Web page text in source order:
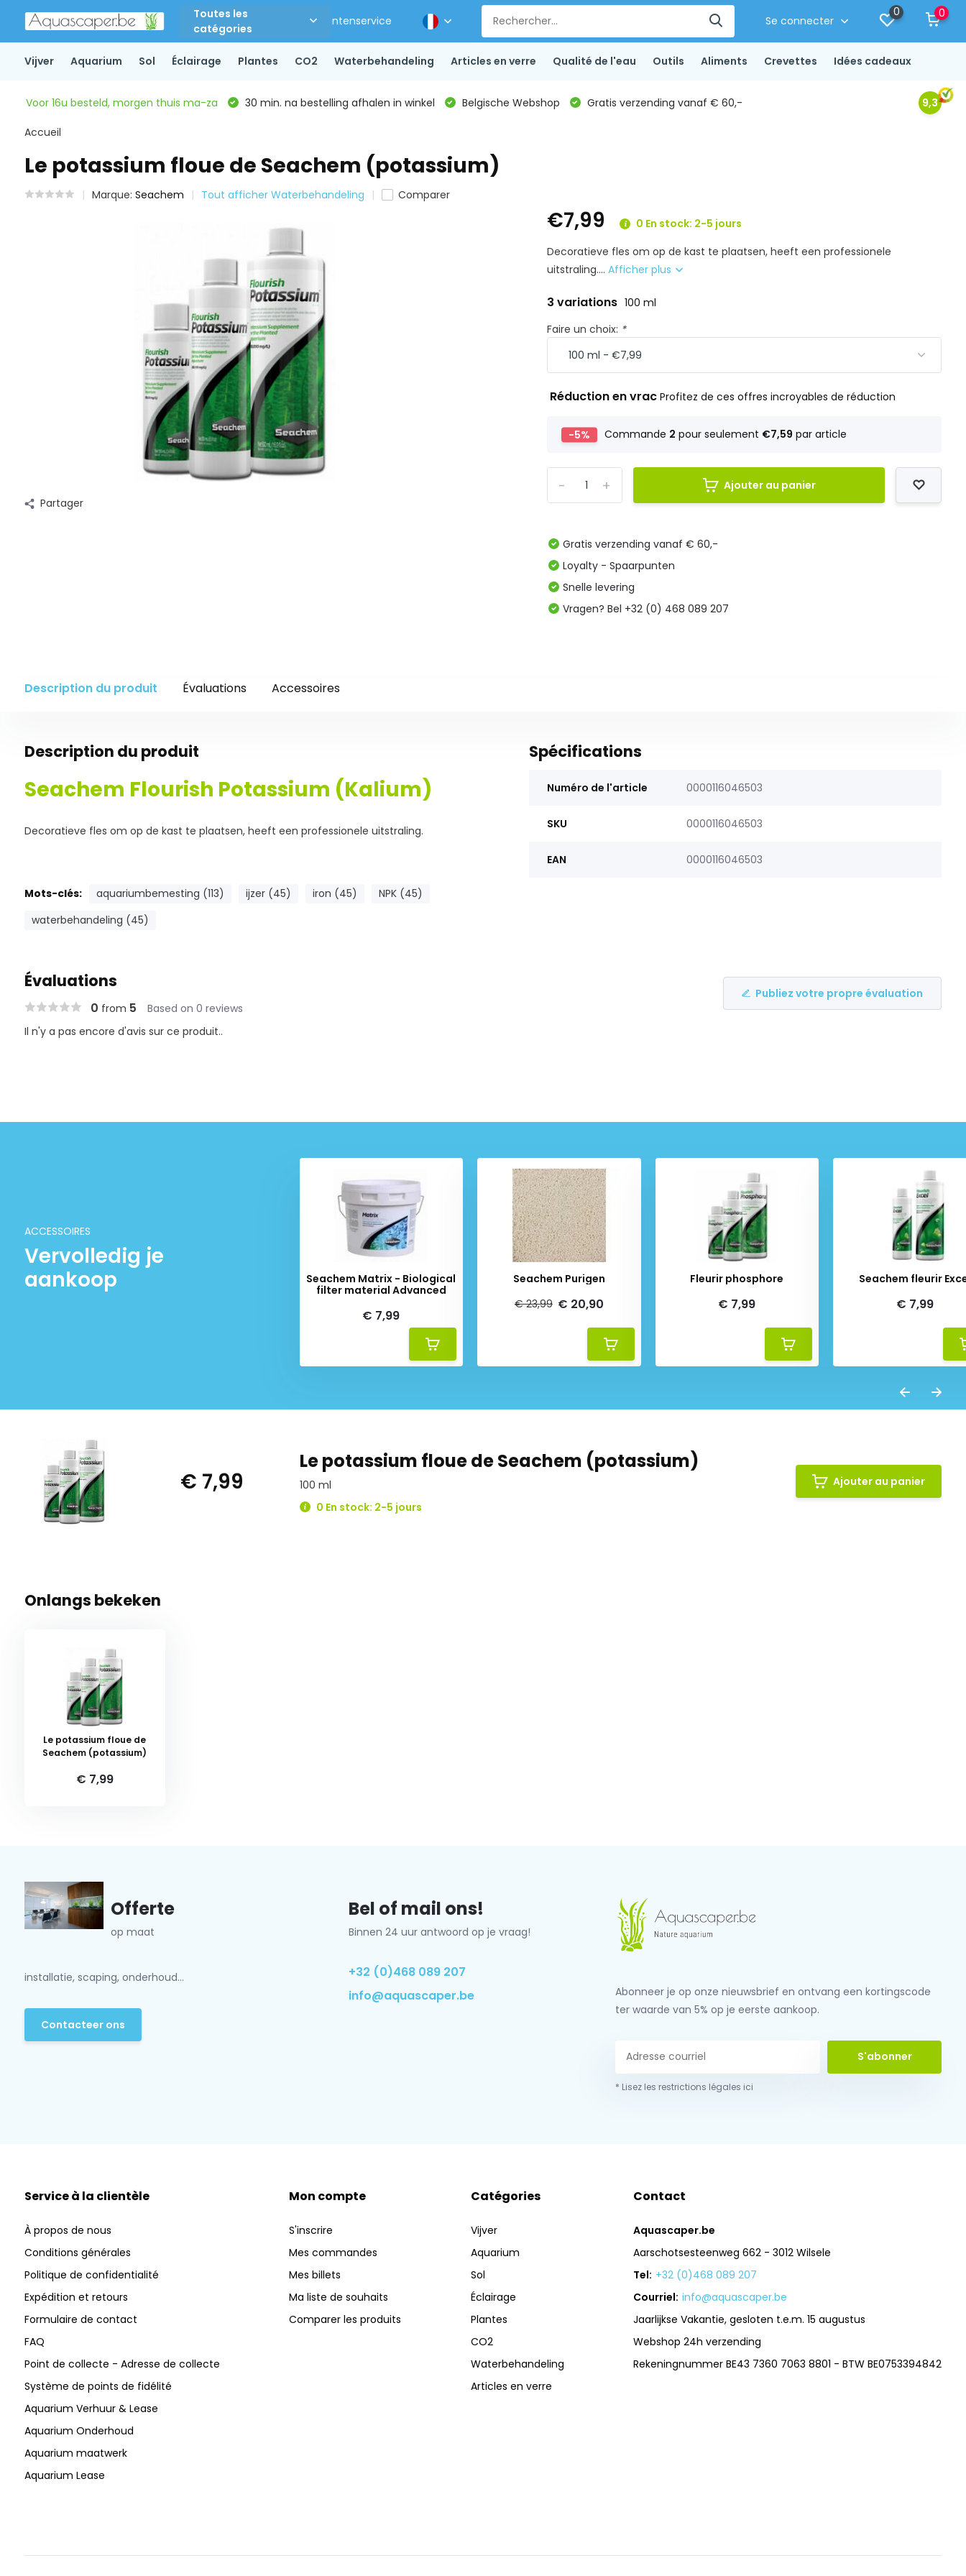
Toutes les
catégories
Klantenservice Se connecter
0 0
Vijver Aquarium Sol Éclairage Plantes CO2 Waterbehandeling Articles en verre Qualité de l'eau Outils Aliments Crevettes Idées cadeaux
Voor 16u besteld, morgen thuis ma-za 30 min. na bestelling afhalen in winkel Belgische Webshop Gratis verzending vanaf € 60,- 9,3
Accueil
Le potassium floue de Seachem (potassium)
Marque: Seachem Tout afficher Waterbehandeling Comparer
Partager
€7,99
0 En stock: 2-5 jours
Decoratieve fles om op de kast te plaatsen, heeft een professionele
uitstraling....Afficher plus
3 variations 100 ml
Faire un choix: *
Réduction en vracProfitez de ces offres incroyables de réduction
-5% Commande 2 pour seulement €7,59 par article
+
- Ajouter au panier
Gratis verzending vanaf € 60,-
Loyalty - Spaarpunten
Snelle levering
Vragen? Bel +32 (0) 468 089 207
Description du produit Évaluations Accessoires
Description du produit
Seachem Flourish Potassium (Kalium)
Decoratieve fles om op de kast te plaatsen, heeft een professionele uitstraling.
Mots-clés: aquariumbemesting (113) ijzer (45) iron (45)
NPK (45)
waterbehandeling (45)
Spécifications
Numéro de l'article 0000116046503
SKU 0000116046503
EAN 0000116046503
Évaluations
0 from 5 Based on 0 reviews
Publiez votre propre évaluation
Il n'y a pas encore d'avis sur ce produit..
ACCESSOIRES
Vervolledig je
aankoop
Seachem Matrix - Biological
filter material Advanced
€ 7,99
Seachem Purigen
€ 23,99 € 20,90
Fleurir phosphore
€ 7,99
Seachem fleurir
€ 7,99
€ 7,99
Le potassium floue de Seachem (potassium)
100 ml
0 En stock: 2-5 jours
Ajouter au panier
Onlangs bekeken
Le potassium floue de
Seachem (potassium)
€ 7,99
Offerte
op maat
installatie, scaping, onderhoud...
Contacteer ons
Bel of mail ons!
Binnen 24 uur antwoord op je vraag!
+32 (0)468 089 207
info@aquascaper.be
Abonneer je op onze nieuwsbrief en ontvang een kortingscode
ter waarde van 5% op je eerste aankoop.
S'abonner
* Lisez les restrictions légales ici
Service à la clientèle
À propos de nous
Conditions générales
Politique de confidentialité
Expédition et retours
Formulaire de contact
FAQ
Point de collecte - Adresse de collecte
Système de points de fidélité
Aquarium Verhuur & Lease
Aquarium Onderhoud
Aquarium maatwerk
Aquarium Lease
Mon compte
S'inscrire
Mes commandes
Mes billets
Ma liste de souhaits
Comparer les produits
Catégories
Vijver
Aquarium
Sol
Éclairage
Plantes
CO2
Waterbehandeling
Articles en verre
Contact
Aquascaper.be
Aarschotsesteenweg 662 - 3012 Wilsele
Tel: +32 (0)468 089 207
Courriel: info@aquascaper.be
Jaarlijkse Vakantie, gesloten t.e.m. 15 augustus
Webshop 24h verzending
Rekeningnummer BE43 7360 7063 8801 - BTW BE0753394842